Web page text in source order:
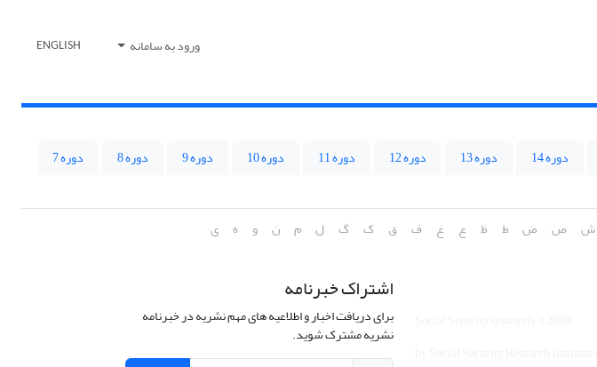
ورود به سامانه ENGLISH
دوره 14 دوره 13 دوره 12 دوره 11 دوره 10 دوره 9 دوره 8
دوره 7
ش ص ض ط ظ ع غ ف ق ک گ ل م ن و ه ی
اشتراک خبرنامه
برای دریافت اخبار و اطلاعیه های مهم نشریه در خبرنامه
نشریه مشترک شوید.